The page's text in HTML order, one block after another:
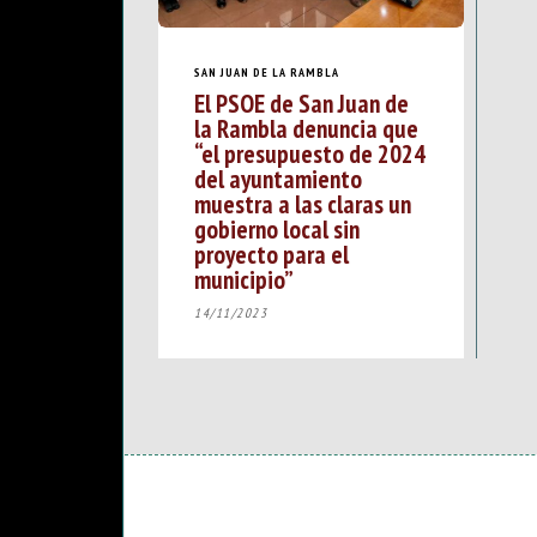
SAN JUAN DE LA RAMBLA
El PSOE de San Juan de
la Rambla denuncia que
“el presupuesto de 2024
del ayuntamiento
muestra a las claras un
gobierno local sin
proyecto para el
municipio”
14/11/2023